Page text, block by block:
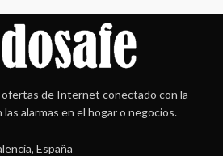
de Internet conectado con la
alarmas en el hogar o negocios.
España